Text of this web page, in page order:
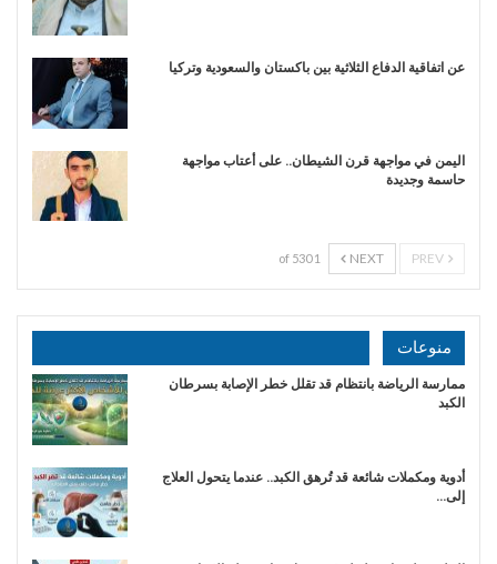
عن اتفاقية الدفاع الثلاثية بين باكستان والسعودية وتركيا
اليمن في مواجهة قرن الشيطان.. على أعتاب مواجهة
حاسمة وجديدة
NEXT
1 of 530
منوعات
ممارسة الرياضة بانتظام قد تقلل خطر الإصابة بسرطان
الكبد
أدوية ومكملات شائعة قد تُرهق الكبد.. عندما يتحول العلاج
إلى…